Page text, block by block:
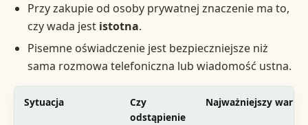
Przy zakupie od osoby prywatnej znaczenie ma to,
czy wada jest istotna.
Pisemne oświadczenie jest bezpieczniejsze niż
sama rozmowa telefoniczna lub wiadomość ustna.
Sytuacja
Czy
odstąpienie
Najważniejszy